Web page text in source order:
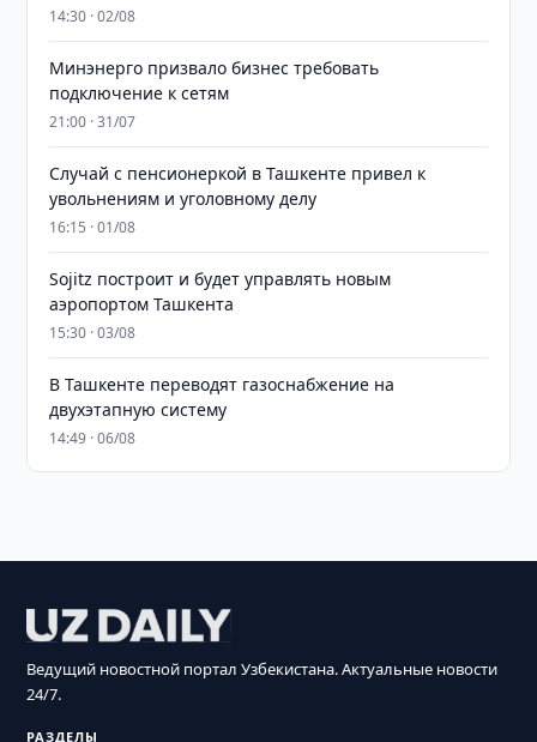
14:30 · 02/08
Минэнерго призвало бизнес требовать
подключение к сетям
21:00 · 31/07
Случай с пенсионеркой в Ташкенте привел к
увольнениям и уголовному делу
16:15 · 01/08
Sojitz построит и будет управлять новым
аэропортом Ташкента
15:30 · 03/08
В Ташкенте переводят газоснабжение на
двухэтапную систему
14:49 · 06/08
Ведущий новостной портал Узбекистана. Актуальные новости
24/7.
РАЗДЕЛЫ